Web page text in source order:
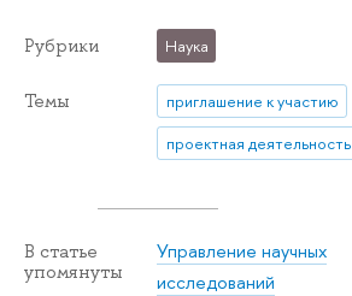
Рубрики Наука
Темы приглашение к участию
проектная деятельность
В статье
упомянуты
Управление научных
исследований